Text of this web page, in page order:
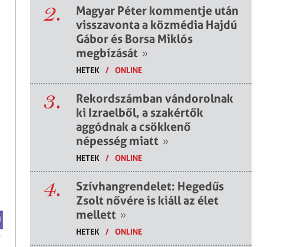
2.
Magyar Péter kommentje után
visszavonta a közmédia Hajdú
Gábor és Borsa Miklós
megbízását »
HETEK / ONLINE
3.
Rekordszámban vándorolnak
ki Izraelből, a szakértők
aggódnak a csökkenő
népesség miatt »
HETEK / ONLINE
4.
Szívhangrendelet: Hegedűs
Zsolt nővére is kiáll az élet
mellett »
HETEK / ONLINE